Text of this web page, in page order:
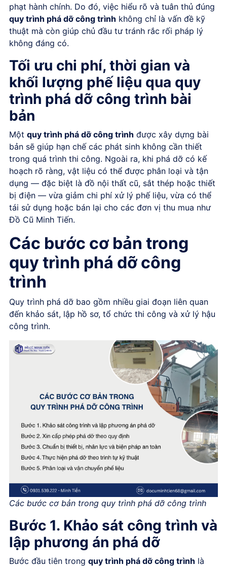
phạt hành chính. Do đó, việc hiểu rõ và tuân thủ đúng
quy trình phá dỡ công trình không chỉ là vấn đề kỹ
thuật mà còn giúp chủ đầu tư tránh rắc rối pháp lý
không đáng có.
Tối ưu chi phí, thời gian và
khối lượng phế liệu qua quy
trình phá dỡ công trình bài
bản
Một quy trình phá dỡ công trình được xây dựng bài
bản sẽ giúp hạn chế các phát sinh không cần thiết
trong quá trình thi công. Ngoài ra, khi phá dỡ có kế
hoạch rõ ràng, vật liệu có thể được phân loại và tận
dụng — đặc biệt là đồ nội thất cũ, sắt thép hoặc thiết
bị điện — vừa giảm chi phí xử lý phế liệu, vừa có thể
tái sử dụng hoặc bán lại cho các đơn vị thu mua như
Đồ Cũ Minh Tiến.
Các bước cơ bản trong
quy trình phá dỡ công
trình
Quy trình phá dỡ bao gồm nhiều giai đoạn liên quan
đến khảo sát, lập hồ sơ, tổ chức thi công và xử lý hậu
công trình.
Các bước cơ bản trong quy trình phá dỡ công trình
Bước 1. Khảo sát công trình và
lập phương án phá dỡ
Bước đầu tiên trong quy trình phá dỡ công trình là